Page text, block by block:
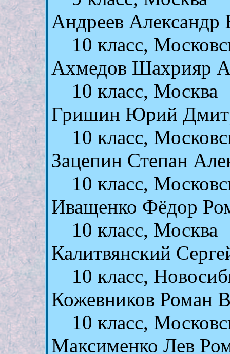
Андреев Александр
10 класс,
Ахмедов Шахрияр
10 класс, Москва
Гришин Юрий
10 класс,
Зацепин Степан
10 класс,
Иващенко Фёдор
10 класс, Москва
Калитвянский
10 класс,
Кожевников Роман
10 класс,
Максименко Лев